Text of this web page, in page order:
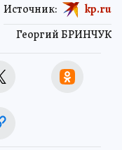
Георгий БРИНЧУК
Источник: kp.ru